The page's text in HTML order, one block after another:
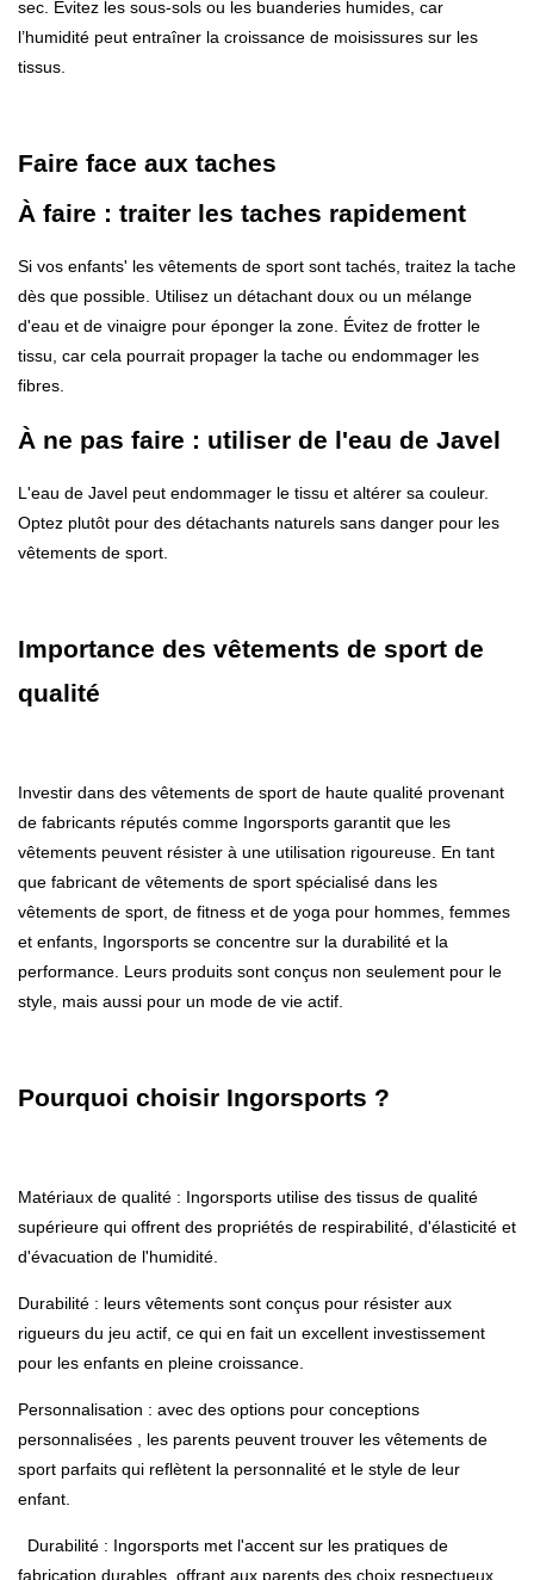
sec. Évitez les sous-sols ou les buanderies humides, car
l’humidité peut entraîner la croissance de moisissures sur les
tissus.
Faire face aux taches
À faire : traiter les taches rapidement
Si vos enfants' les vêtements de sport sont tachés, traitez la tache
dès que possible. Utilisez un détachant doux ou un mélange
d'eau et de vinaigre pour éponger la zone. Évitez de frotter le
tissu, car cela pourrait propager la tache ou endommager les
fibres.
À ne pas faire : utiliser de l'eau de Javel
L'eau de Javel peut endommager le tissu et altérer sa couleur.
Optez plutôt pour des détachants naturels sans danger pour les
vêtements de sport.
Importance des vêtements de sport de
qualité
Investir dans des vêtements de sport de haute qualité provenant
de fabricants réputés comme Ingorsports garantit que les
vêtements peuvent résister à une utilisation rigoureuse. En tant
que fabricant de vêtements de sport spécialisé dans les
vêtements de sport, de fitness et de yoga pour hommes, femmes
et enfants, Ingorsports se concentre sur la durabilité et la
performance. Leurs produits sont conçus non seulement pour le
style, mais aussi pour un mode de vie actif.
Pourquoi choisir Ingorsports ?
Matériaux de qualité : Ingorsports utilise des tissus de qualité
supérieure qui offrent des propriétés de respirabilité, d'élasticité et
d'évacuation de l'humidité.
Durabilité : leurs vêtements sont conçus pour résister aux
rigueurs du jeu actif, ce qui en fait un excellent investissement
pour les enfants en pleine croissance.
Personnalisation : avec des options pour conceptions
personnalisées , les parents peuvent trouver les vêtements de
sport parfaits qui reflètent la personnalité et le style de leur
enfant.
Durabilité : Ingorsports met l'accent sur les pratiques de
fabrication durables, offrant aux parents des choix respectueux